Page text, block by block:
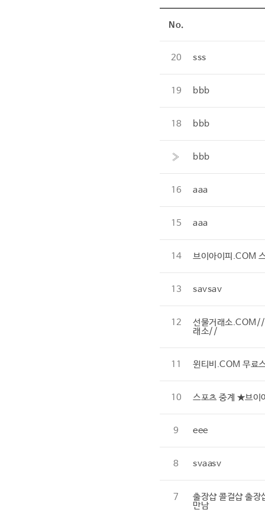
No.
20 sss
19 bbb
18 bbb
» bbb
16 aaa
15 aaa
14 브이아이피.COM
13 savsav
12
선물거래소
래소//
11 윈티비.COM 무료
10 스포츠 중계 ★브
9 eee
8 svaasv
7
출장샵 콜걸샵 출장
만남